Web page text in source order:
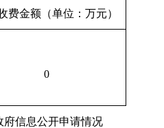
费金额（单位：万元）
0
府信息公开申请情况